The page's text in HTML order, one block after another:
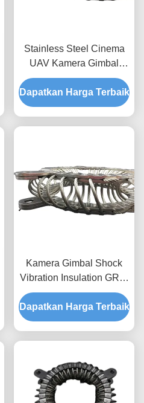
Stainless Steel Cinema
UAV Kamera Gimbal
untuk Helikopter Drone
GRY-32A Vibration Mount
Dapatkan Harga Terbaik
Kamera Gimbal Shock
Vibration Insulation GRY-
5A Isolator Baja Rostless
untuk Pertambangan
Energi
Dapatkan Harga Terbaik